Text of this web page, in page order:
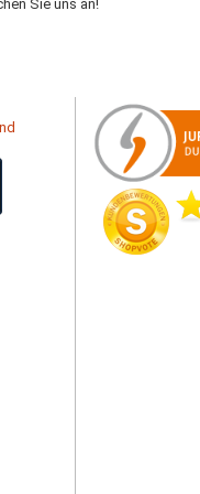
Sie uns an!